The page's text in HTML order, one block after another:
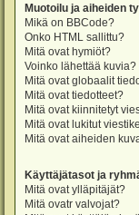
Muotoilu ja aiheiden
Mikä on BBCode?
Onko HTML sallittu?
Mitä ovat hymiöt?
Voinko lähettää kuvia?
Mitä ovat globaalit
Mitä ovat tiedotteet?
Mitä ovat kiinnitetyt
Mitä ovat lukitut
Mitä ovat aiheiden
Käyttäjätasot ja
Mitä ovat ylläpitäjät?
Mitä ovatr valvojat?